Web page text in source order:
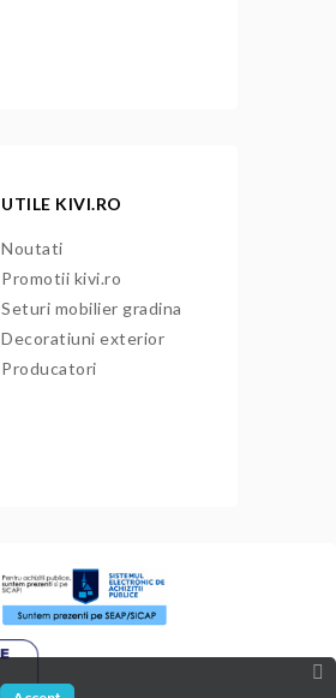
UTILE KIVI.RO
Noutati
Promotii kivi.ro
Seturi mobilier gradina
Decoratiuni exterior
Producatori